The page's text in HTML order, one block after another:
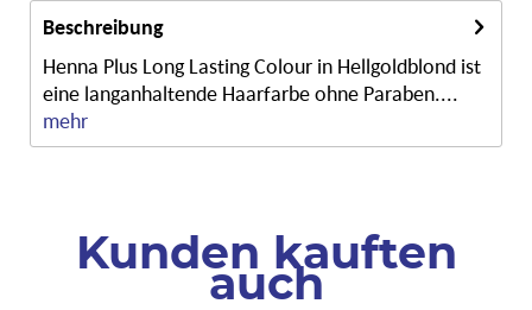
Beschreibung
Henna Plus Long Lasting Colour in Hellgoldblond ist
eine langanhaltende Haarfarbe ohne Paraben....
mehr
Kunden kauften
auch